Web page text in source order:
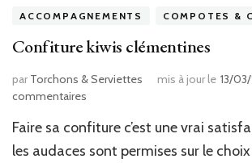
ACCOMPAGNEMENTS COMPOTES &
Confiture kiwis clémentines
par Torchons & Serviettes mis à jour le 13/
commentaires
kiwis
clémentines
Faire sa confiture c’est une vrai
les audaces sont permises sur le